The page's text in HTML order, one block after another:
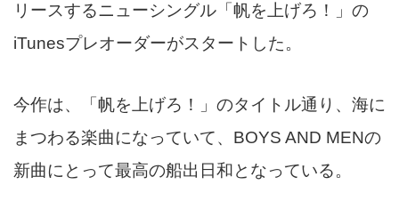
リースするニューシングル「帆を上げろ！」の
iTunesプレオーダーがスタートした。
今作は、「帆を上げろ！」のタイトル通り、海に
まつわる楽曲になっていて、BOYS AND MENの
新曲にとって最高の船出日和となっている。